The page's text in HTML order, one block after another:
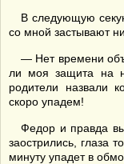
В следующую
со мной застывают
— Нет времени
ли моя защита на
родители назвали
скоро упадем!
Федор и правда
заострились, глаза
минуту упадет в